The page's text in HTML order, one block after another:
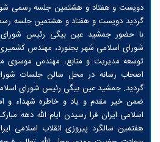
دویست و هفتاد و هشتمین جلسه رسمی
گردید دویست و هفتاد و هشتمین جلسه
با حضور جمشید عین بیگی رئیس شورای
شورای اسلامی شهر بجنورد، مهندس
توسعه مدیریت و منابع، مهندس موسوی
اصحاب رسانه در محل سالن جلسات
گردید. جمشید عین بیگی رئیس شورای
ضمن خیر مقدم و یاد و خاطره شهداء و
اسلامی ایران فرا رسیدن ایام الله دهه
هفتمین سالگرد پیروزی انقلاب اسلامی